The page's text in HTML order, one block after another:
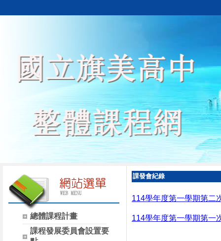
總體課程計畫
課程發展委員會設置要
課發會紀錄
114學年度第一學期第二
114學年度第一學期第一